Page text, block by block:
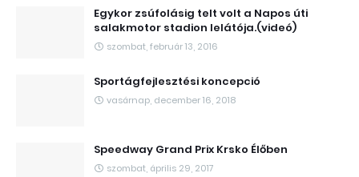
Egykor zsúfolásig telt volt a Napos úti
salakmotor stadion lelátója.(videó)
szombat, február 13, 2016
Sportágfejlesztési koncepció
vasárnap, december 16, 2018
Speedway Grand Prix Krsko Élőben
szombat, április 29, 2017